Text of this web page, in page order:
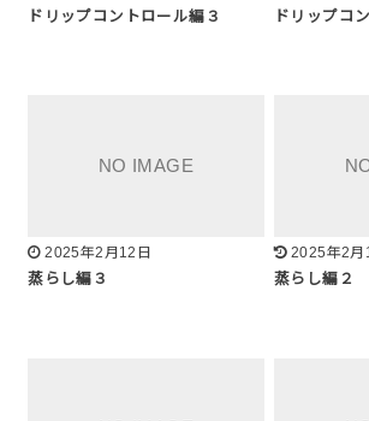
ドリップコントロール編３
ドリップコ
2025年2月12日
蒸らし編３
2025年2月
蒸らし編２